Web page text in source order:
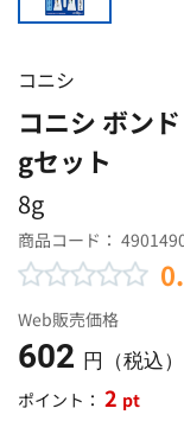
コニシ
コニシ ボン
gセット
8g
商品コード：
Web販売価格
602 円（税込）
ポイント： 2 pt